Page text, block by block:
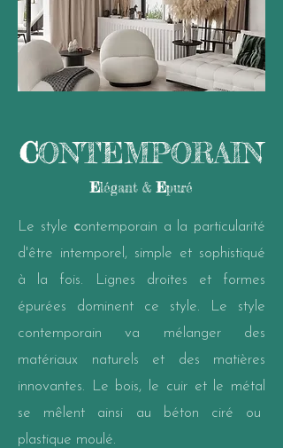
CONTEMPORAIN
Elégant &Epuré
Le style contemporain a la particularité
d'être intemporel, simple et sophistiqué
à la fois. Lignes droites et formes
épurées dominent ce style. Le style
contemporain va mélanger des
matériaux naturels et des matières
innovantes. Le bois, le cuir et le métal
se mêlent ainsi au béton ciré ou
plastique moulé.